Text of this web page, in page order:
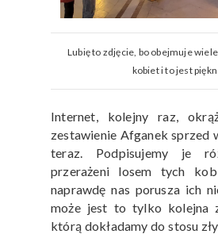
Lubię to zdjęcie, bo obejmuje
kobiet i to jest
Internet, kolejny raz,
zestawienie Afganek sprzed
teraz. Podpisujemy je
przerażeni losem tych
naprawdę nas porusza ich
może jest to tylko kolejna
którą dokładamy do stosu